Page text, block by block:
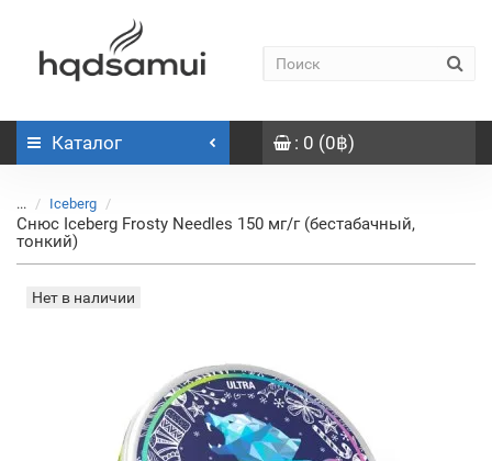
Каталог : 0 (0฿)
... Iceberg
Снюс Iceberg Frosty Needles 150 мг/г (бестабачный,
тонкий)
Нет в наличии